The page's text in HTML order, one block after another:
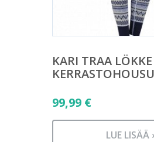
KARI TRAA
99,99 €
LUE LISÄÄ